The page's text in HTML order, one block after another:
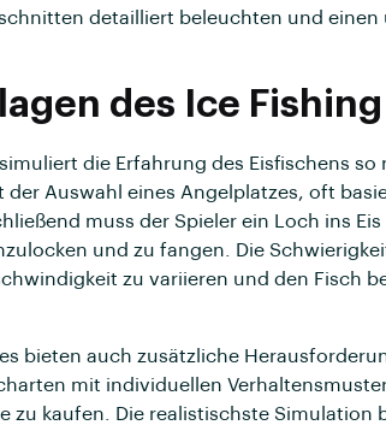
detailliert beleuchten und einen
des Ice
die Erfahrung des Eisfischens
der Auswahl eines Angelplatzes, oft
muss der Spieler ein Loch ins
und zu fangen. Die
zu variieren und den Fisch
bieten auch zusätzliche
mit individuellen
zu kaufen. Die realistischste